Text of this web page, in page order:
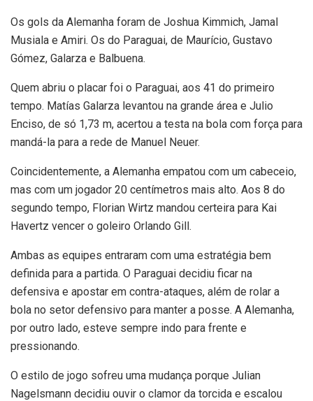
Os gols da Alemanha foram de Joshua Kimmich, Jamal
Musiala e Amiri. Os do Paraguai, de Maurício, Gustavo
Gómez, Galarza e Balbuena.
Quem abriu o placar foi o Paraguai, aos 41 do primeiro
tempo. Matías Galarza levantou na grande área e Julio
Enciso, de só 1,73 m, acertou a testa na bola com força para
mandá-la para a rede de Manuel Neuer.
Coincidentemente, a Alemanha empatou com um cabeceio,
mas com um jogador 20 centímetros mais alto. Aos 8 do
segundo tempo, Florian Wirtz mandou certeira para Kai
Havertz vencer o goleiro Orlando Gill.
Ambas as equipes entraram com uma estratégia bem
definida para a partida. O Paraguai decidiu ficar na
defensiva e apostar em contra-ataques, além de rolar a
bola no setor defensivo para manter a posse. A Alemanha,
por outro lado, esteve sempre indo para frente e
pressionando.
O estilo de jogo sofreu uma mudança porque Julian
Nagelsmann decidiu ouvir o clamor da torcida e escalou